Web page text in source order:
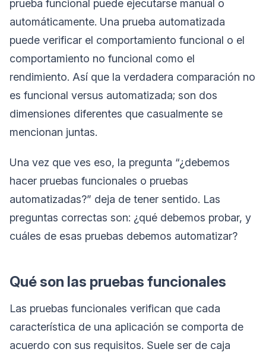
prueba funcional puede ejecutarse manual o
automáticamente. Una prueba automatizada
puede verificar el comportamiento funcional o el
comportamiento no funcional como el
rendimiento. Así que la verdadera comparación no
es funcional versus automatizada; son dos
dimensiones diferentes que casualmente se
mencionan juntas.
Una vez que ves eso, la pregunta “¿debemos
hacer pruebas funcionales o pruebas
automatizadas?” deja de tener sentido. Las
preguntas correctas son: ¿qué debemos probar, y
cuáles de esas pruebas debemos automatizar?
Qué son las pruebas funcionales
Las pruebas funcionales verifican que cada
característica de una aplicación se comporta de
acuerdo con sus requisitos. Suele ser de caja